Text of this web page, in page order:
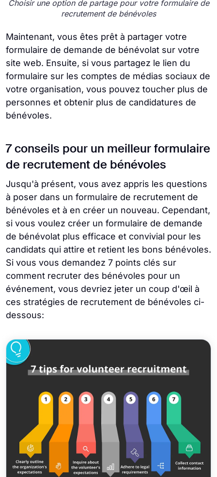
Choisir une option de partage pour votre formulaire de
recrutement de bénévoles
Maintenant, vous êtes prêt à partager votre
formulaire de demande de bénévolat sur votre
site web. Ensuite, si vous partagez le lien du
formulaire sur les comptes de médias sociaux de
votre organisation, vous pouvez toucher plus de
personnes et obtenir plus de candidatures de
bénévoles.
7 conseils pour un meilleur formulaire
de recrutement de bénévoles
Jusqu'à présent, vous avez appris les questions
à poser dans un formulaire de recrutement de
bénévoles et à en créer un nouveau. Cependant,
si vous voulez créer un formulaire de demande
de bénévolat plus efficace et convivial pour les
candidats qui attire et retient les bons bénévoles.
Si vous vous demandez 7 points clés sur
comment recruter des bénévoles pour un
événement, vous devriez jeter un coup d'œil à
ces stratégies de recrutement de bénévoles ci-
dessous: